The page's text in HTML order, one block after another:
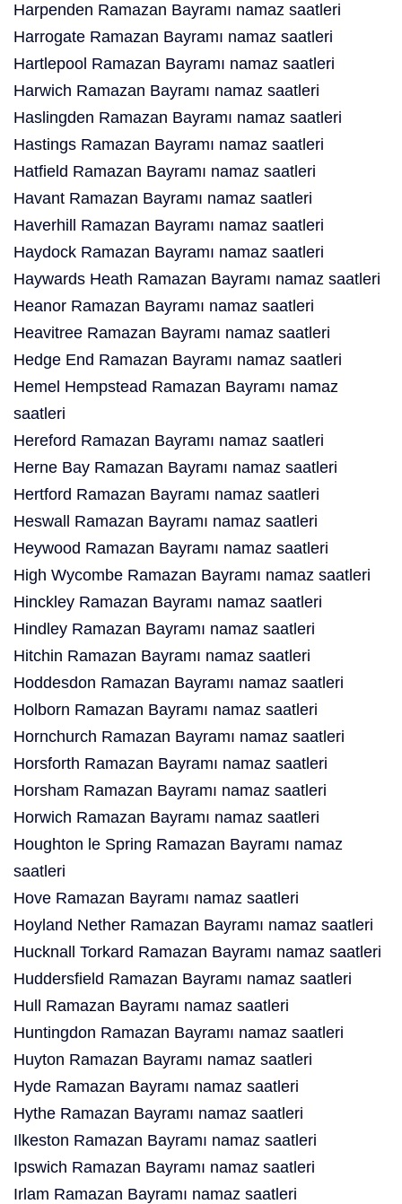
Harpenden Ramazan Bayramı namaz saatleri
Harrogate Ramazan Bayramı namaz saatleri
Hartlepool Ramazan Bayramı namaz saatleri
Harwich Ramazan Bayramı namaz saatleri
Haslingden Ramazan Bayramı namaz saatleri
Hastings Ramazan Bayramı namaz saatleri
Hatfield Ramazan Bayramı namaz saatleri
Havant Ramazan Bayramı namaz saatleri
Haverhill Ramazan Bayramı namaz saatleri
Haydock Ramazan Bayramı namaz saatleri
Haywards Heath Ramazan Bayramı namaz saatleri
Heanor Ramazan Bayramı namaz saatleri
Heavitree Ramazan Bayramı namaz saatleri
Hedge End Ramazan Bayramı namaz saatleri
Hemel Hempstead Ramazan Bayramı namaz
saatleri
Hereford Ramazan Bayramı namaz saatleri
Herne Bay Ramazan Bayramı namaz saatleri
Hertford Ramazan Bayramı namaz saatleri
Heswall Ramazan Bayramı namaz saatleri
Heywood Ramazan Bayramı namaz saatleri
High Wycombe Ramazan Bayramı namaz saatleri
Hinckley Ramazan Bayramı namaz saatleri
Hindley Ramazan Bayramı namaz saatleri
Hitchin Ramazan Bayramı namaz saatleri
Hoddesdon Ramazan Bayramı namaz saatleri
Holborn Ramazan Bayramı namaz saatleri
Hornchurch Ramazan Bayramı namaz saatleri
Horsforth Ramazan Bayramı namaz saatleri
Horsham Ramazan Bayramı namaz saatleri
Horwich Ramazan Bayramı namaz saatleri
Houghton le Spring Ramazan Bayramı namaz
saatleri
Hove Ramazan Bayramı namaz saatleri
Hoyland Nether Ramazan Bayramı namaz saatleri
Hucknall Torkard Ramazan Bayramı namaz saatleri
Huddersfield Ramazan Bayramı namaz saatleri
Hull Ramazan Bayramı namaz saatleri
Huntingdon Ramazan Bayramı namaz saatleri
Huyton Ramazan Bayramı namaz saatleri
Hyde Ramazan Bayramı namaz saatleri
Hythe Ramazan Bayramı namaz saatleri
Ilkeston Ramazan Bayramı namaz saatleri
Ipswich Ramazan Bayramı namaz saatleri
Irlam Ramazan Bayramı namaz saatleri